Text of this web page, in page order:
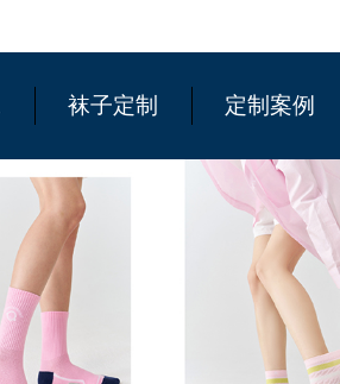
袜子定制 定制案例